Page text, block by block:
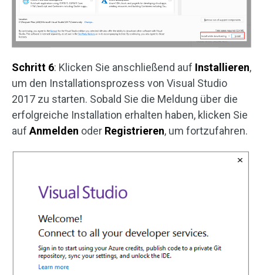
Schritt 6: Klicken Sie anschließend auf Installieren,
um den Installationsprozess von Visual Studio
2017 zu starten. Sobald Sie die Meldung über die
erfolgreiche Installation erhalten haben, klicken Sie
aufAnmelden oder Registrieren, um fortzufahren.